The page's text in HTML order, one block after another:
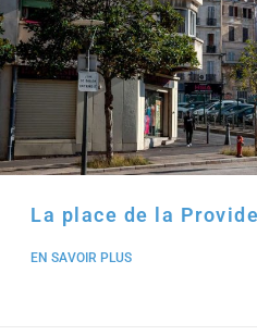
La place de la
EN SAVOIR PLUS